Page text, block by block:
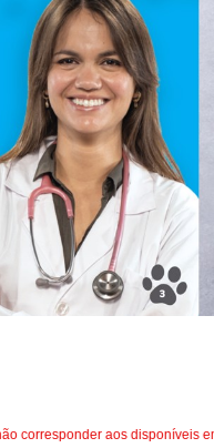
corresponder aos disponíveis em